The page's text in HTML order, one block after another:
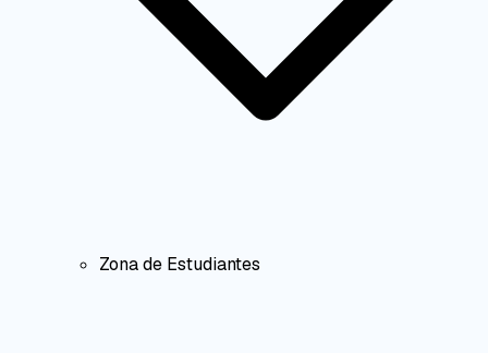
Zona de Estudiantes